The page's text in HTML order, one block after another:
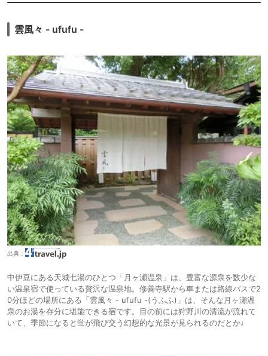
雲風々 - ufufu -
出典：
中伊豆にある天城七湯のひとつ「月ヶ瀬温泉」は、豊富な源泉を数少な
い温泉宿で使っている贅沢な温泉地。修善寺駅から車または路線バスで2
0分ほどの場所にある「雲風々 - ufufu -(うふふ)」は、そんな月ヶ瀬温
泉のお湯を存分に堪能できる宿です。目の前には狩野川の清流が流れて
いて、季節になると蛍が飛び交う幻想的な光景が見られるのだとか♩